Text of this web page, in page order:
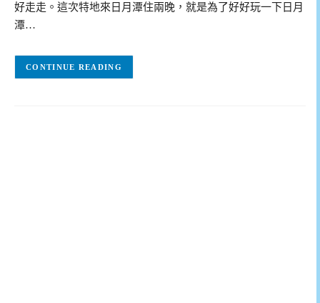
好走走。這次特地來日月潭住兩晚，就是為了好好玩一下日月
潭…
CONTINUE READING